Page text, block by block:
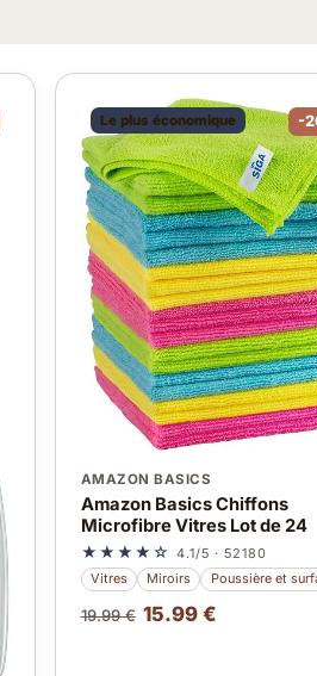
Le plus économique -
AMAZON BASICS
Amazon Basics Chiffons
Microfibre Vitres Lot de 24
★★★★☆ 4.1/5 · 52180
Vitres
Miroirs Poussière et
19.99 € 15.99 €